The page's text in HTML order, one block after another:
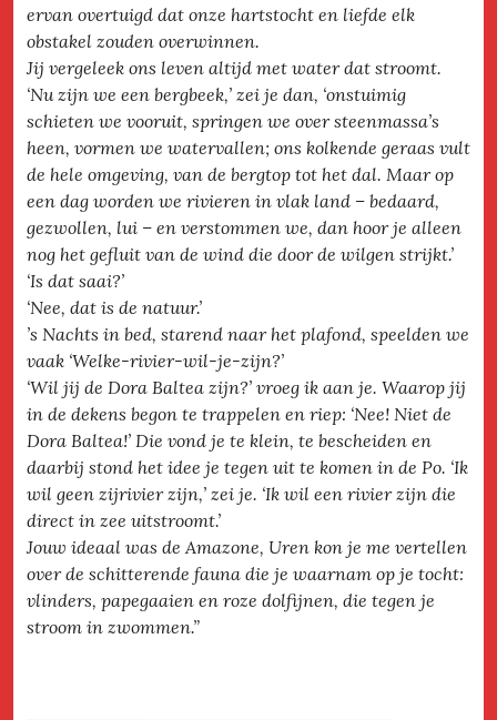
ervan overtuigd dat onze hartstocht en liefde elk
obstakel zouden overwinnen.
Jij vergeleek ons leven altijd met water dat stroomt.
‘Nu zijn we een bergbeek,’ zei je dan, ‘onstuimig
schieten we vooruit, springen we over steenmassa’s
heen, vormen we watervallen; ons kolkende geraas vult
de hele omgeving, van de bergtop tot het dal. Maar op
een dag worden we rivieren in vlak land – bedaard,
gezwollen, lui – en verstommen we, dan hoor je alleen
nog het gefluit van de wind die door de wilgen strijkt.’
‘Is dat saai?’
‘Nee, dat is de natuur.’
’s Nachts in bed, starend naar het plafond, speelden we
vaak ‘Welke-rivier-wil-je-zijn?’
‘Wil jij de Dora Baltea zijn?’ vroeg ik aan je. Waarop jij
in de dekens begon te trappelen en riep: ‘Nee! Niet de
Dora Baltea!’ Die vond je te klein, te bescheiden en
daarbij stond het idee je tegen uit te komen in de Po. ‘Ik
wil geen zijrivier zijn,’ zei je. ‘Ik wil een rivier zijn die
direct in zee uitstroomt.’
Jouw ideaal was de Amazone, Uren kon je me vertellen
over de schitterende fauna die je waarnam op je tocht:
vlinders, papegaaien en roze dolfijnen, die tegen je
stroom in zwommen.”